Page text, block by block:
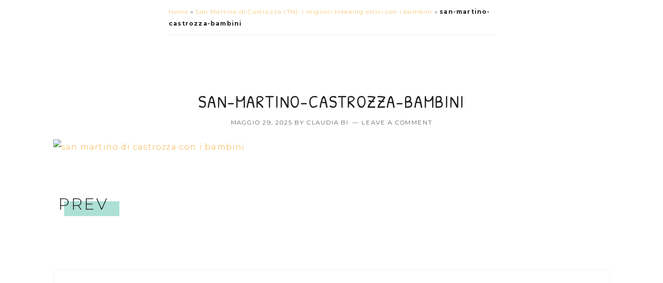
Home » San Martino di Castrozza (TN): i migliori trekking estivi con i bambini » san-martino-
castrozza-bambini
SAN-MARTINO-CASTROZZA-BAMBINI
MAGGIO 29, 2025 BY CLAUDIA BI LEAVE A COMMENT
PREV